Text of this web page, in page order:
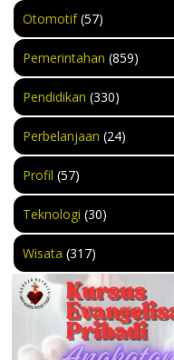
Otomotif(57)
Pemerintahan (859)
Pendidikan (330)
Perbelanjaan (24)
Profil (57)
Teknologi (30)
Wisata (317)